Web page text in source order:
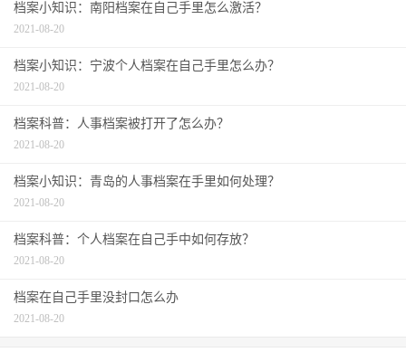
档案小知识：南阳档案在自己手里怎么激活？
2021-08-20
档案小知识：宁波个人档案在自己手里怎么办？
2021-08-20
档案科普：人事档案被打开了怎么办？
2021-08-20
档案小知识：青岛的人事档案在手里如何处理？
2021-08-20
档案科普：个人档案在自己手中如何存放？
2021-08-20
档案在自己手里没封口怎么办
2021-08-20